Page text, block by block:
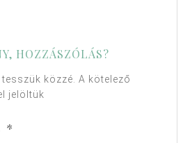
HOZZÁSZÓLÁS?
közzé. A kötelező
jelöltük
*